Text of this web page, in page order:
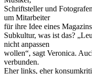
Schriftsteller und
um Mitarbeiter
für ihre Idee eines
Subkultur, was ist das?
nicht anpassen
wollen“, sagt Veronica.
verbunden.
Eher links, eher